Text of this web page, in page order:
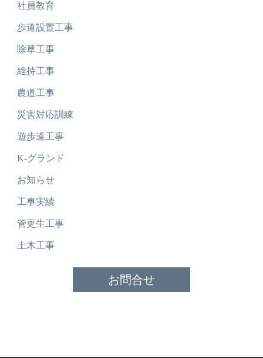
社員教育
歩道設置工事
除草工事
維持工事
農道工事
災害対応訓練
遊歩道工事
K-グランド
お知らせ
工事実績
管更生工事
土木工事
お問合せ